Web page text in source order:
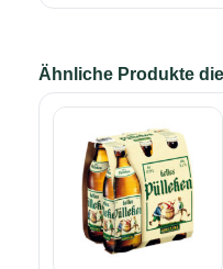
Ähnliche Produkte